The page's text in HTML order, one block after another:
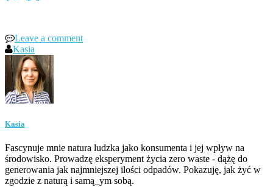
Leave a comment
Kasia
Kasia
Fascynuje mnie natura ludzka jako konsumenta i jej wpływ na
środowisko. Prowadzę eksperyment życia zero waste - dążę do
generowania jak najmniejszej ilości odpadów. Pokazuję, jak żyć w
zgodzie z naturą i samą_ym sobą.